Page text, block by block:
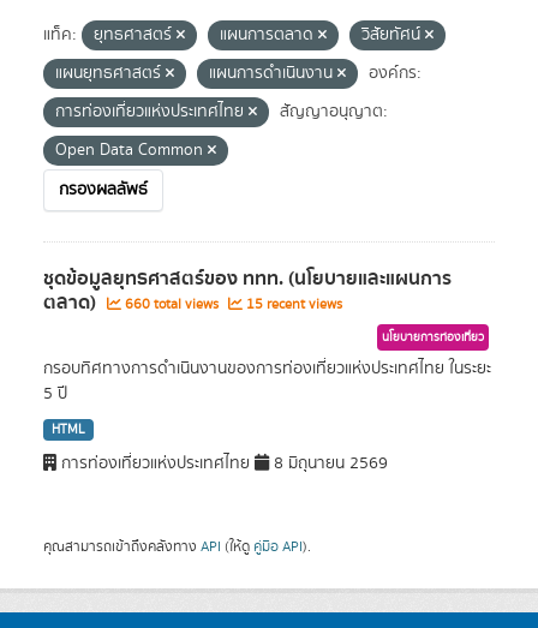
แท็ค: ยุทธศาสตร์ แผนการตลาด
วิสัยทัศน์
แผนยุทธศาสตร์
แผนการดำเนินงาน
องค์กร:
การท่องเที่ยวแห่งประเทศไทย
สัญญาอนุญาต:
Open Data Common
กรองผลลัพธ์
ชุดข้อมูลยุทธศาสตร์ของ ททท. (นโยบายและแผนการ
ตลาด) 660 total views 15 recent views
นโยบายการท่องเที่ยว
กรอบทิศทางการดำเนินงานของการท่องเที่ยวแห่งประเทศไทย ในระยะ
5 ปี
HTML
การท่องเที่ยวแห่งประเทศไทย 8 มิถุนายน 2569
คุณสามารถเข้าถึงคลังทาง API (ให้ดู คู่มือ API).